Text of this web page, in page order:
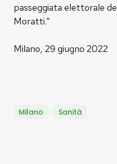
passeggiata elettorale
Moratti.”
Milano, 29 giugno 2022
Milano Sanità